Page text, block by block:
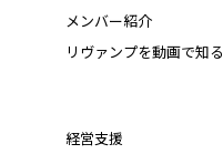
メンバー紹介
リヴァンプを動画で知る
経営支援